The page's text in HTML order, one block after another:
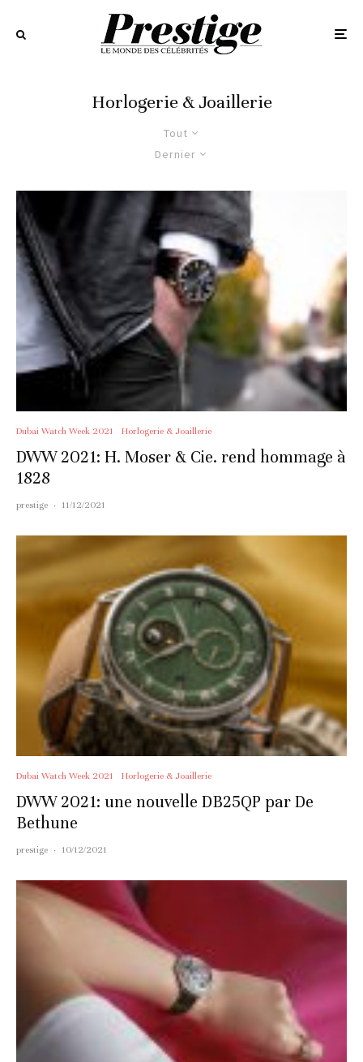
Horlogerie & Joaillerie
Tout
Dernier
Dubai Watch Week 2021 Horlogerie & Joaillerie
DWW 2021: H. Moser & Cie. rend hommage à
1828
prestige · 11/12/2021
Dubai Watch Week 2021 Horlogerie & Joaillerie
DWW 2021: une nouvelle DB25QP par De
Bethune
prestige · 10/12/2021